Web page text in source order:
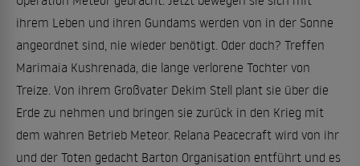
ihrem Leben und ihren Gundams werden von in der Sonne
angeordnet sind, nie wieder benötigt. Oder doch? Treffen
Marimaia Kushrenada, die lange verlorene Tochter von
Treize. Von ihrem Großvater Dekim Stell plant sie über die
Erde zu nehmen und bringen sie zurück in den Krieg mit
dem wahren Betrieb Meteor. Relana Peacecraft wird von ihr
und der Toten gedacht Barton Organisation entführt und es